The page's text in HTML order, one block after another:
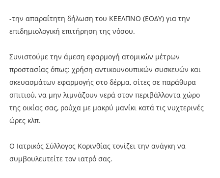
-την απαραίτητη δήλωση του ΚΕΕΛΠΝΟ (ΕΟΔΥ) για την
επιδημιολογική επιτήρηση της νόσου.
Συνιστούμε την άμεση εφαρμογή ατομικών μέτρων
προστασίας όπως: χρήση αντικουνουπικών συσκευών και
σκευασμάτων εφαρμογής στο δέρμα, σίτες σε παράθυρα
σπιτιού, να μην λιμνάζουν νερά στον περιβάλλοντα χώρο
της οικίας σας, ρούχα με μακρύ μανίκι κατά τις νυχτερινές
ώρες κλπ.
Ο Ιατρικός Σύλλογος Κορινθίας τονίζει την ανάγκη να
συμβουλευτείτε τον ιατρό σας.